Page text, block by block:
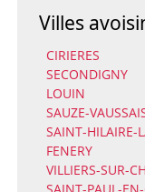
Villes
CIRIERES
SECONDIGNY
LOUIN
SAUZE-
SAINT-HILAIRE-
FENERY
VILLIERS-SUR-